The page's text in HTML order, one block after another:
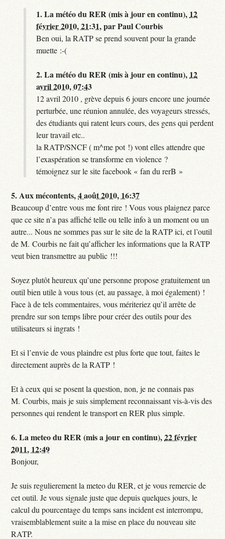
1.La météo du RER (mis à jour en continu), 12
février 2010, 21:31,parPaul Courbis
Ben oui, la RATP se prend souvent pour la grande
muette :-(
2.La météo du RER (mis à jour en continu), 12
avril 2010, 07:43
12 avril 2010 , grève depuis 6 jours encore une journée
perturbée, une réunion annulée, des voyageurs stressés,
des étudiants qui ratent leurs cours, des gens qui perdent
leur travail etc..
la RATP/SNCF ( m^me pot !) vont elles attendre que
l’exaspération se transforme en violence ?
témoignez sur le site facebook « fan du rerB »
5.Aux mécontents,4 août 2010, 16:37
Beaucoup d’entre vous me font rire ! Vous vous plaignez parce
que ce site n’a pas affiché telle ou telle info à un moment ou un
autre... Nous ne sommes pas sur le site de la RATP ici, et l’outil
de M. Courbis ne fait qu’afficher les informations que la RATP
veut bien transmettre au public !!!
Soyez plutôt heureux qu’une personne propose gratuitement un
outil bien utile à vous tous (et, au passage, à moi également) !
Face à de tels commentaires, vous mériteriez qu’il arrête de
prendre sur son temps libre pour créer des outils pour des
utilisateurs si ingrats !
Et si l’envie de vous plaindre est plus forte que tout, faites le
directement auprès de la RATP !
Et à ceux qui se posent la question, non, je ne connais pas
M. Courbis, mais je suis simplement reconnaissant vis-à-vis des
personnes qui rendent le transport en RER plus simple.
6.La meteo du RER (mis a jour en continu),22 février
2011, 12:49
Bonjour,
Je suis regulierement la meteo du RER, et je vous remercie de
cet outil. Je vous signale juste que depuis quelques jours, le
calcul du pourcentage du temps sans incident est interrompu,
vraisemblablement suite a la mise en place du nouveau site
RATP.